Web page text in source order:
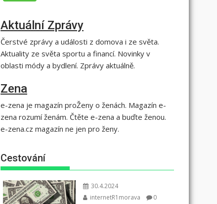
Aktuální Zprávy
Čerstvé zprávy a události z domova i ze světa.
Aktuality ze světa sportu a financí. Novinky v
oblasti módy a bydlení. Zprávy aktuálně.
Zena
e-zena je magazín proŽeny o ženách. Magazín e-
zena rozumí ženám. Čtěte e-zena a buďte ženou.
e-zena.cz magazín ne jen pro ženy.
Cestování
30.4.2024
internetR1morava
0